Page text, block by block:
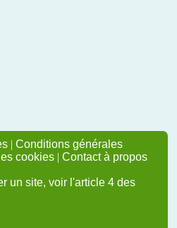
| Conditions générales
cookies | Contact à propos
un site, voir l'article 4 des